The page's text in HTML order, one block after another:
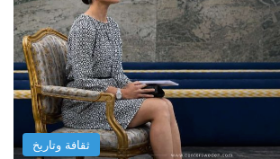
ثقافة وتاريخ